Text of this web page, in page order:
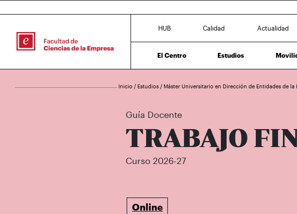
HUB Calidad Actualidad
El Centro Estudios
Inicio / Estudios / Máster Universitario en Dirección de Entidades de la
Guía Docente
TRABAJO
Curso 2026-27
Online